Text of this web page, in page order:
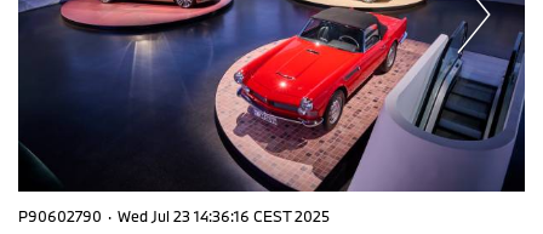
P90602790 · Wed Jul 23 14:36:16 CEST 2025